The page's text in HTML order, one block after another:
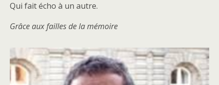
Qui fait écho à un autre.
Grâce aux failles de la mémoire